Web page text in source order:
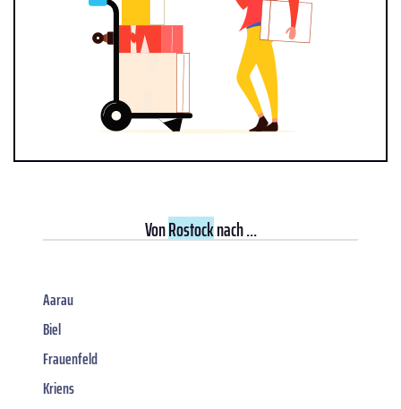
VonRostocknach ...
Aarau
Biel
Frauenfeld
Kriens